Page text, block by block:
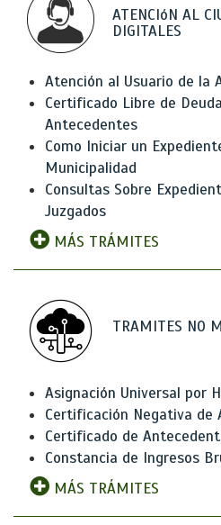
ATENCIóN AL
DIGITALES
Atención al Usuario de la
Certificado Libre de
Antecedentes
Como Iniciar un
Municipalidad
Consultas Sobre
Juzgados
MÁS TRÁMITES
TRAMITES NO
Asignación Universal por
Certificación Negativa de
Certificado de
Constancia de Ingresos
MÁS TRÁMITES